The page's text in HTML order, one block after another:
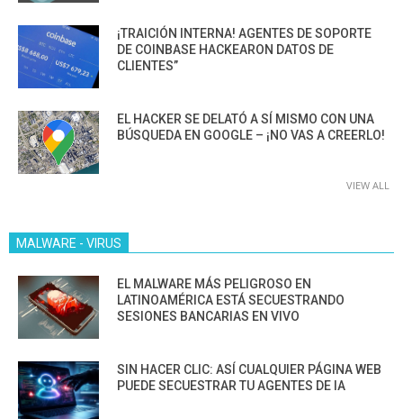
¡TRAICIÓN INTERNA! AGENTES DE SOPORTE
DE COINBASE HACKEARON DATOS DE
CLIENTES”
EL HACKER SE DELATÓ A SÍ MISMO CON UNA
BÚSQUEDA EN GOOGLE – ¡NO VAS A CREERLO!
VIEW ALL
MALWARE - VIRUS
EL MALWARE MÁS PELIGROSO EN
LATINOAMÉRICA ESTÁ SECUESTRANDO
SESIONES BANCARIAS EN VIVO
SIN HACER CLIC: ASÍ CUALQUIER PÁGINA WEB
PUEDE SECUESTRAR TU AGENTES DE IA